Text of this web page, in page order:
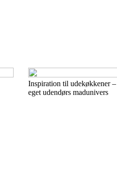
Inspiration til udekøkkener
eget udendørs madunivers